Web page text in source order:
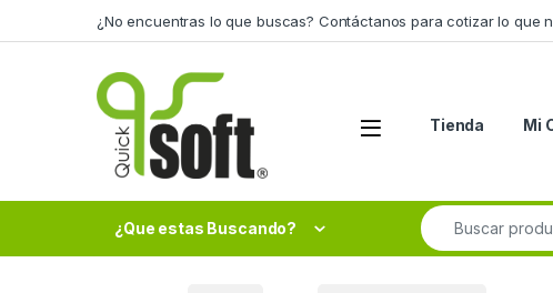
¿No encuentras lo que buscas? Contáctanos para cotizar lo que
Tienda Mi
¿Que estas Buscando?
Search for: